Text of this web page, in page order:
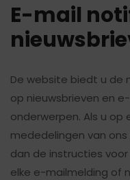
E-mail
De website biedt u de
op nieuwsbrieven en
onderwerpen. Als u
mededelingen van
dan de instructies
elke e-mailmelding of